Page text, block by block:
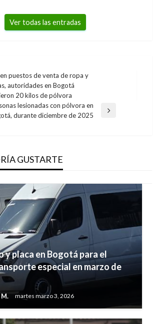
Ver todas las entradas
puestos de venta de ropa y
autoridades en Bogotá
20 kilos de pólvora
lesionadas con pólvora en
durante diciembre de 2025
GUSTARTE
y placa en Bogotá para el
especial en marzo de
martes marzo 3, 2026